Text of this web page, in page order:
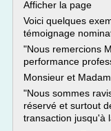
Afficher la page
Voici quelques
témoignage
"Nous remercions
performance
Monsieur et
"Nous sommes
réservé et surtout
transaction jusqu'à